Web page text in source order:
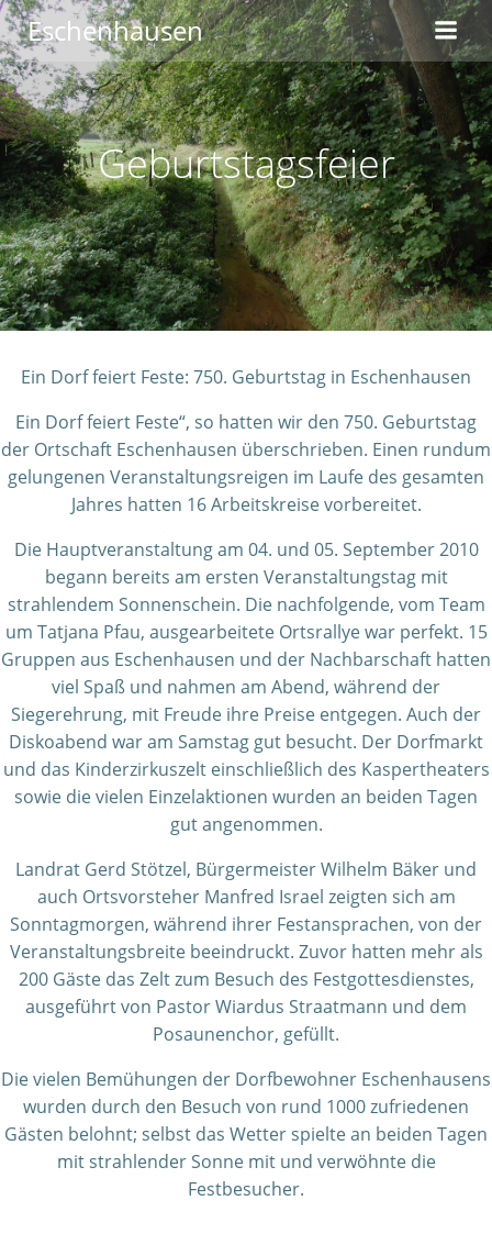
Zum
Inhalt
springen
Eschenhausen
Geburtstagsfeier
Ein Dorf feiert Feste: 750. Geburtstag in Eschenhausen
Ein Dorf feiert Feste“, so hatten wir den 750. Geburtstag
der Ortschaft Eschenhausen überschrieben. Einen rundum
gelungenen Veranstaltungsreigen im Laufe des gesamten
Jahres hatten 16 Arbeitskreise vorbereitet.
Die Hauptveranstaltung am 04. und 05. September 2010
begann bereits am ersten Veranstaltungstag mit
strahlendem Sonnenschein. Die nachfolgende, vom Team
um Tatjana Pfau, ausgearbeitete Ortsrallye war perfekt. 15
Gruppen aus Eschenhausen und der Nachbarschaft hatten
viel Spaß und nahmen am Abend, während der
Siegerehrung, mit Freude ihre Preise entgegen. Auch der
Diskoabend war am Samstag gut besucht. Der Dorfmarkt
und das Kinderzirkuszelt einschließlich des Kaspertheaters
sowie die vielen Einzelaktionen wurden an beiden Tagen
gut angenommen.
Landrat Gerd Stötzel, Bürgermeister Wilhelm Bäker und
auch Ortsvorsteher Manfred Israel zeigten sich am
Sonntagmorgen, während ihrer Festansprachen, von der
Veranstaltungsbreite beeindruckt. Zuvor hatten mehr als
200 Gäste das Zelt zum Besuch des Festgottesdienstes,
ausgeführt von Pastor Wiardus Straatmann und dem
Posaunenchor, gefüllt.
Die vielen Bemühungen der Dorfbewohner Eschenhausens
wurden durch den Besuch von rund 1000 zufriedenen
Gästen belohnt; selbst das Wetter spielte an beiden Tagen
mit strahlender Sonne mit und verwöhnte die
Festbesucher.